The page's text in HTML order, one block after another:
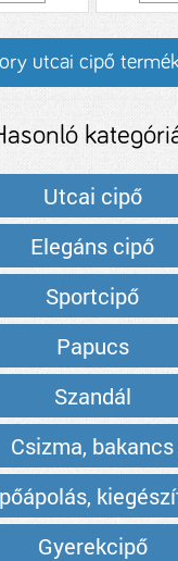
utcai cipő
Utcai cipő
Elegáns cipő
Sportcipő
Papucs
Szandál
Csizma, bakancs
Gyerekcipő